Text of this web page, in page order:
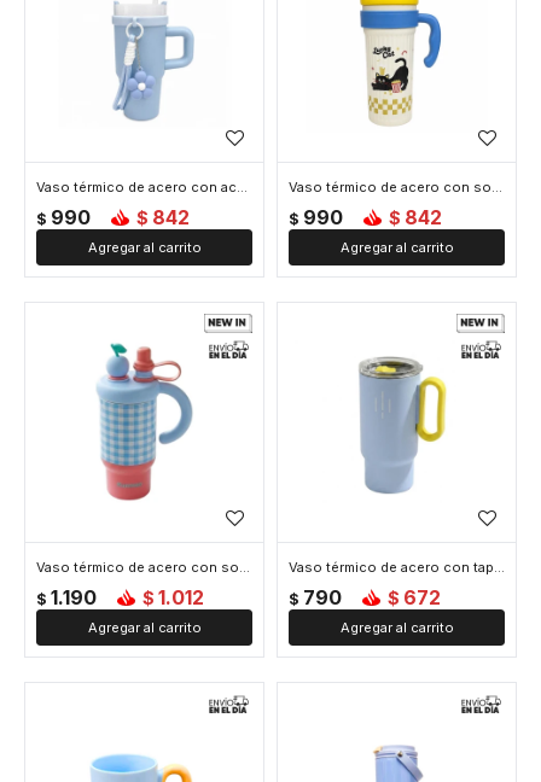
Vaso térmico de acero con accesorios y tapita 420ml - Celeste
$ 990 $ 842
Vaso térmico de acero con sorbito y tapita 750ml - Celeste
$ 990 $ 842
Vaso térmico de acero con sorbito y tapita - 800ml - Celeste
$ 1.190 $ 1.012
Vaso térmico de acero con tapa y asa - 560ml - Celeste
$ 790 $ 672